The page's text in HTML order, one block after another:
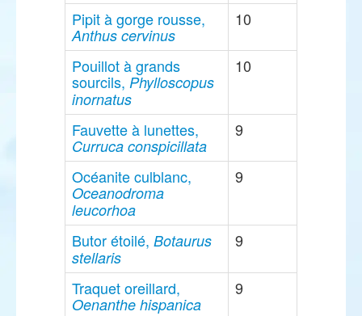
Pipit à gorge rousse,
Anthus cervinus
10
Pouillot à grands
sourcils, Phylloscopus
inornatus
10
Fauvette à lunettes,
Curruca conspicillata
9
Océanite culblanc,
Oceanodroma
leucorhoa
9
Butor étoilé, Botaurus
stellaris
9
Traquet oreillard,
Oenanthe hispanica
9